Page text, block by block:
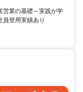
の基礎～実践が学
登用実績あり